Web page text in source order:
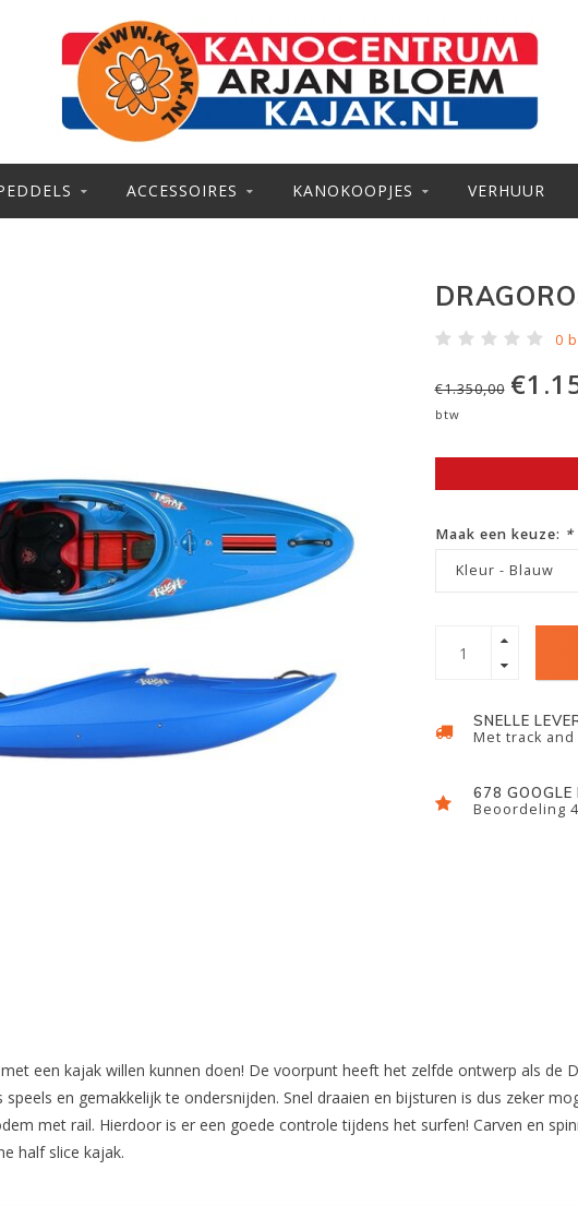
ACCESSOIRES KANOKOOPJES VERHUUR
0
€1.350,00
btw
Maak een keuze: *
Kleur - Blauw
SNELLE
Met track and
678 GOOGLE
Beoordeling
een kajak willen kunnen doen! De voorpunt heeft het zelfde ontwerp als de
en gemakkelijk te ondersnijden. Snel draaien en bijsturen is dus zeker
met rail. Hierdoor is er een goede controle tijdens het surfen! Carven en
half slice kajak.